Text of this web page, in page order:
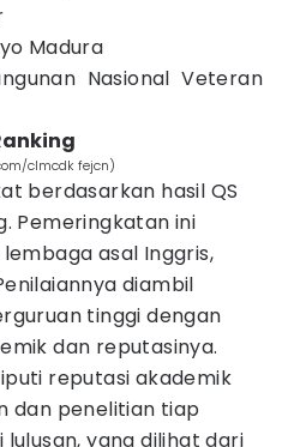
Madura
Nasional Veteran
clmcdk fejcn)
berdasarkan hasil QS
Pemeringkatan ini
asal Inggris,
diambil
tinggi dengan
dan reputasinya.
reputasi akademik
dan penelitian tiap
lulusan, yang dilihat dari